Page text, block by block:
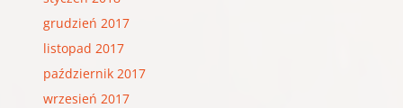
grudzień 2017
listopad 2017
październik 2017
wrzesień 2017